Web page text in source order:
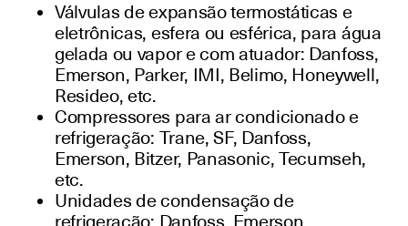
Válvulas de expansão termostáticas e
eletrônicas, esfera ou esférica, para água
gelada ou vapor e com atuador: Danfoss,
Emerson, Parker, IMI, Belimo, Honeywell,
Resideo, etc.
Compressores para ar condicionado e
refrigeração: Trane, SF, Danfoss,
Emerson, Bitzer, Panasonic, Tecumseh,
etc.
Unidades de condensação de